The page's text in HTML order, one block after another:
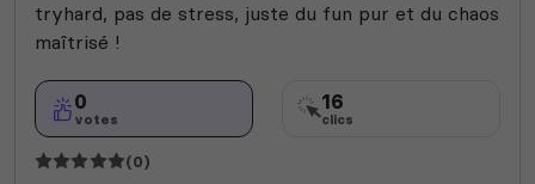
tryhard, pas de stress, juste du fun pur et du chaos
maîtrisé !
0
votes
16
clics
(0)